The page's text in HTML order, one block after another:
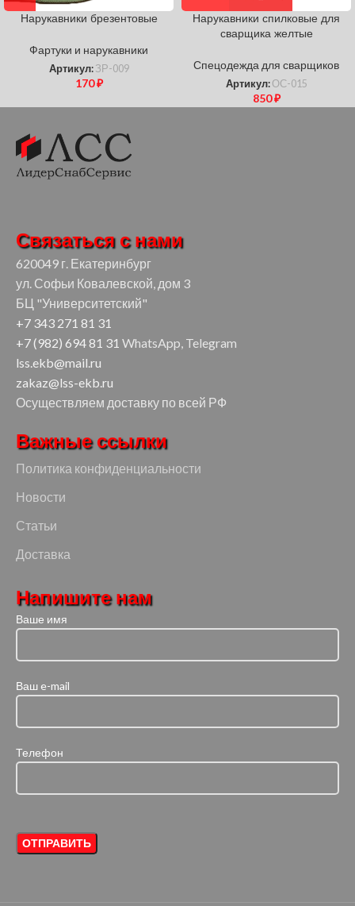
Нарукавники брезентовые
Фартуки и нарукавники
Артикул: ЗР-009
170₽
Нарукавники спилковые для
сварщика желтые
Спецодежда для сварщиков
Артикул: ОС-015
850₽
Связаться с нами
620049 г. Екатеринбург
ул. Софьи Ковалевской, дом 3
БЦ "Университетский"
+7 343 271 81 31
+7 (982) 694 81 31 WhatsApp, Telegram
lss.ekb@mail.ru
zakaz@lss-ekb.ru
Осуществляем доставку по всей РФ
Важные ссылки
Политика конфиденциальности
Новости
Статьи
Доставка
Напишите нам
Ваше имя
Ваш e-mail
Телефон